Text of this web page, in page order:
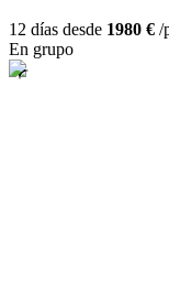
12 días desde 1980 € /
En grupo